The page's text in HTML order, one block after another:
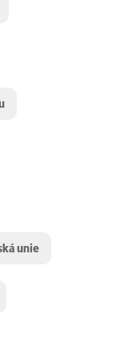
unie